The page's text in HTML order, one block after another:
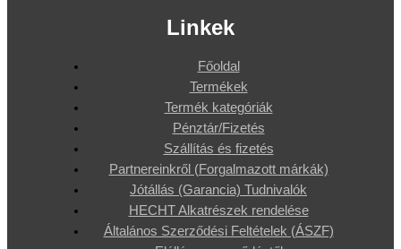
Linkek
Főoldal
Termékek
Termék kategóriák
Pénztár/Fizetés
Szállítás és fizetés
Partnereinkről (Forgalmazott márkák)
Jótállás (Garancia) Tudnivalók
HECHT Alkatrészek rendelése
Általános Szerződési Feltételek (ÁSZF)